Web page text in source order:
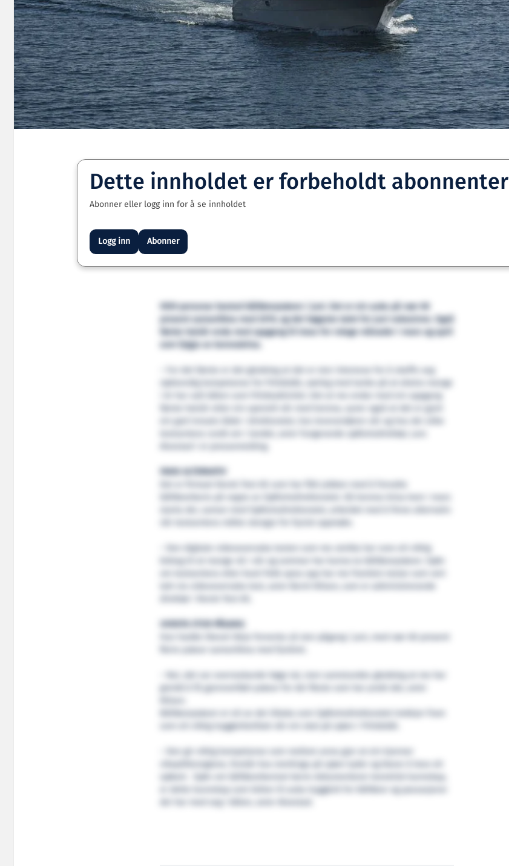
Dette innholdet er forbeholdt abonnenter
Abonner eller logg inn for å se innholdet
Logg inn Abonner
9359 personar bestod båtførarprøven i juni. Det er ein auke på nær 60
prosent samanlikna med 2019, og det høgaste talet for juni nokosinne. Også
første halvår enda med oppgang til trass for rolege månader i mars og april
som fylgje av koronakrisa.
– For det første er det gledeleg at det er stor interesse for å skaffe seg
nødvendig kompetanse for fritidsbåt, særleg med tanke på at ekstra mange
i år har valt båten som fritidsaktivitet. Det at me endar med ein oppgang
første halvår etter ein spesiell vår med korona, syner også at det er gjort
ein god innsats både i direktoratet, hos leverandøren vår og hos dei ulike
testsentera rundt om i landet, seier fungerande sjøfartsdirektør, Lars
FANN ALTERNATIV
Det er firmaet Norsk Test AS som har fått jobben med å forvalte
båtførarbevis på vegne av Sjøfartsdirektoratet. Då korona-krisa kom i mars
når testsentera måtte stengje for fysisk oppmøte.
– Den digitale videoovervaka testen som me utvikla har vore eit viktig
bidrag til at mange nå i vår og sommar har kunna ta båtførarprøven. Sjølv
om testsentera etter kvart fekk opna opp har me framleis testar som vert
UVENTA STOR PÅGANG
Han hadde likevel ikkje forventa så stor pågang i juni, med nær 60 prosent
– Nei, det var overraskande høge tal, men samstundes gledeleg at me har
greidd å få gjennomført prøvar for dei fleste som har ynskt det, seier
Båtførarprøven er eit av dei tiltaka som Sjøfartsdirektoratet trekkjer fram
som eit viktig tryggleikstiltak når ein skal på sjøen i fritidsbåt.
– Den gir viktig kompetanse som mellom anna gjer at ein kjenner
vikepliktsreglane, forstår kva merkinga på sjøen tyder og klarar å lese eit
sjøkart. Sjølv om båtførarbeviset berre dokumenterer teoretisk kunnskap,
er dette kunnskap som bidrar til auka tryggleik for båtførar og passasjerar